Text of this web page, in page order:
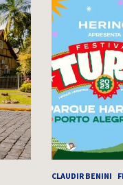
CLAUDIR BENINI